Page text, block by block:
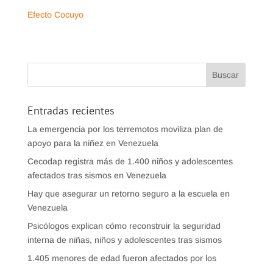
Efecto Cocuyo
Entradas recientes
La emergencia por los terremotos moviliza plan de
apoyo para la niñez en Venezuela
Cecodap registra más de 1.400 niños y adolescentes
afectados tras sismos en Venezuela
Hay que asegurar un retorno seguro a la escuela en
Venezuela
Psicólogos explican cómo reconstruir la seguridad
interna de niñas, niños y adolescentes tras sismos
1.405 menores de edad fueron afectados por los